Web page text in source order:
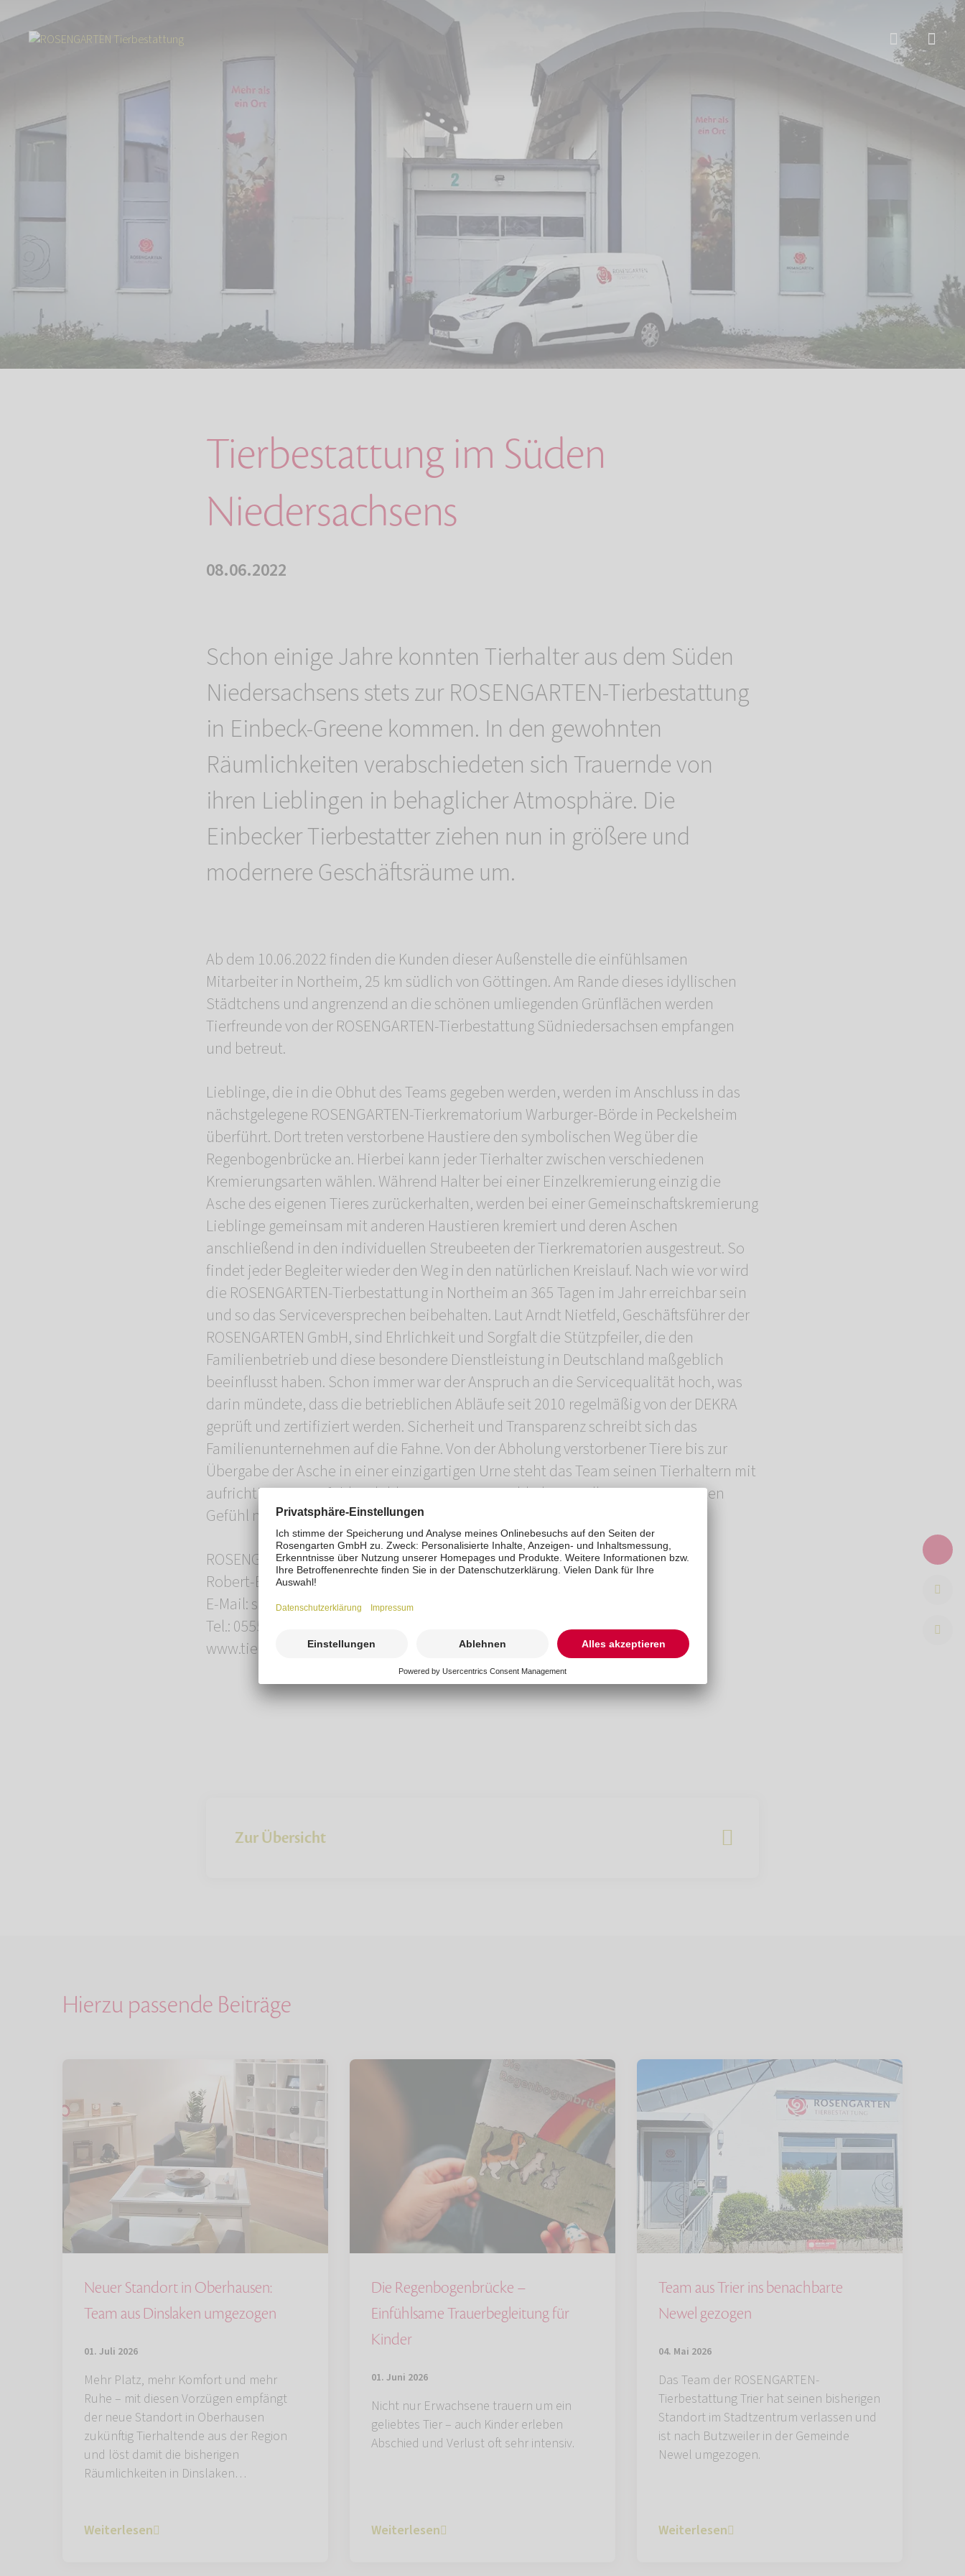
Aktuelles Tierbestattung im Süden Niedersachsens
Tierbestattung im Süden
Niedersachsens
08.06.2022
Schon einige Jahre konnten Tierhalter aus dem Süden
Niedersachsens stets zur ROSENGARTEN-Tierbestattung
in Einbeck-Greene kommen. In den gewohnten
Räumlichkeiten verabschiedeten sich Trauernde von
ihren Lieblingen in behaglicher Atmosphäre. Die
Einbecker Tierbestatter ziehen nun in größere und
modernere Geschäftsräume um.
Ab dem 10.06.2022 finden die Kunden dieser Außenstelle die einfühlsamen
Mitarbeiter in Northeim, 25 km südlich von Göttingen. Am Rande dieses idyllischen
Städtchens und angrenzend an die schönen umliegenden Grünflächen werden
Tierfreunde von der ROSENGARTEN-Tierbestattung Südniedersachsen empfangen
und betreut.
Lieblinge, die in die Obhut des Teams gegeben werden, werden im Anschluss in das
nächstgelegene ROSENGARTEN-Tierkrematorium Warburger-Börde in Peckelsheim
überführt. Dort treten verstorbene Haustiere den symbolischen Weg über die
Regenbogenbrücke an. Hierbei kann jeder Tierhalter zwischen verschiedenen
Kremierungsarten wählen. Während Halter bei einer Einzelkremierung einzig die
Asche des eigenen Tieres zurückerhalten, werden bei einer Gemeinschaftskremierung
Lieblinge gemeinsam mit anderen Haustieren kremiert und deren Aschen
anschließend in den individuellen Streubeeten der Tierkrematorien ausgestreut. So
findet jeder Begleiter wieder den Weg in den natürlichen Kreislauf. Nach wie vor wird
die ROSENGARTEN-Tierbestattung in Northeim an 365 Tagen im Jahr erreichbar sein
und so das Serviceversprechen beibehalten. Laut Arndt Nietfeld, Geschäftsführer der
ROSENGARTEN GmbH, sind Ehrlichkeit und Sorgfalt die Stützpfeiler, die den
Familienbetrieb und diese besondere Dienstleistung in Deutschland maßgeblich
beeinflusst haben. Schon immer war der Anspruch an die Servicequalität hoch, was
darin mündete, dass die betrieblichen Abläufe seit 2010 regelmäßig von der DEKRA
geprüft und zertifiziert werden. Sicherheit und Transparenz schreibt sich das
Familienunternehmen auf die Fahne. Von der Abholung verstorbener Tiere bis zur
Übergabe der Asche in einer einzigartigen Urne steht das Team seinen Tierhaltern mit
aufrichtigem Mitgefühl geduldig zur Seite. Hinterbliebene sollen mit einem guten
Gefühl nach Hause gehen, wünscht sich Arndt Nietfeld.
ROSENGARTEN-Tierbestattung Südniedersachsen
Robert-Bosch-Str. 22, 37154 Northeim
E-Mail: suedniedersachsen@mein-rosengarten.de
Tel.: 05551 919 48 42
www.tierbestattung-suedniedersachsen.de
Zur Übersicht
Hierzu passende Beiträge
Neuer Standort in Oberhausen:
Team aus Dinslaken umgezogen
01. Juli 2026
Mehr Platz, mehr Komfort und mehr
Ruhe – mit diesen Vorzügen empfängt
der neue Standort in Oberhausen
zukünftig Tierhaltende aus der Region
und löst damit die bisherigen
Räumlichkeiten in Dinslaken…
Weiterlesen
Die Regenbogenbrücke –
Einfühlsame Trauerbegleitung für
Kinder
01. Juni 2026
Nicht nur Erwachsene trauern um ein
geliebtes Tier – auch Kinder erleben
Abschied und Verlust oft sehr intensiv.
Weiterlesen
Team aus Trier ins benachbarte
Newel gezogen
04. Mai 2026
Das Team der ROSENGARTEN-
Tierbestattung Trier hat seinen bisherigen
Standort im Stadtzentrum verlassen und
ist nach Butzweiler in der Gemeinde
Newel umgezogen.
Weiterlesen